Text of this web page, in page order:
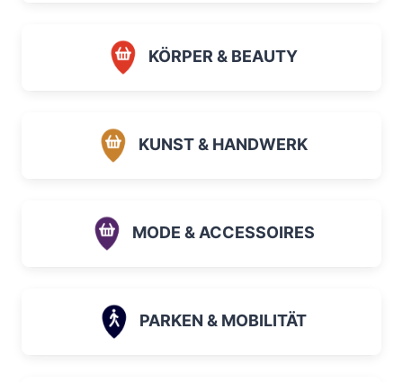
KÖRPER & BEAUTY
KUNST & HANDWERK
MODE & ACCESSOIRES
PARKEN & MOBILITÄT